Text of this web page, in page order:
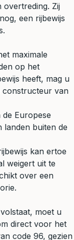
overtreding. Zij
een rijbewijs
maximale
op het
heeft, mag u
constructeur van
de Europese
landen buiten de
kan ertoe
weigert uit te
over een
moet u
direct voor het
code 96, gezien